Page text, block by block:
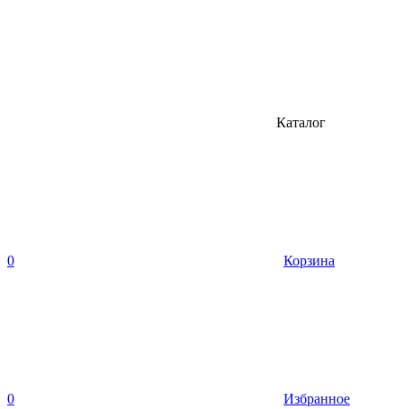
Каталог
0 Корзина
0
Избранное